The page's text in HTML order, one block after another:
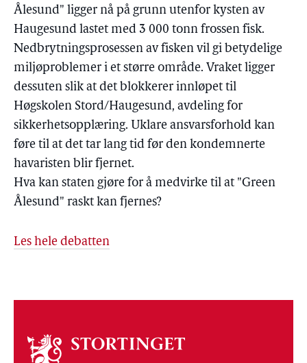
Ålesund" ligger nå på grunn utenfor kysten av
Haugesund lastet med 3 000 tonn frossen fisk.
Nedbrytningsprosessen av fisken vil gi betydelige
miljøproblemer i et større område. Vraket ligger
dessuten slik at det blokkerer innløpet til
Høgskolen Stord/Haugesund, avdeling for
sikkerhetsopplæring. Uklare ansvarsforhold kan
føre til at det tar lang tid før den kondemnerte
havaristen blir fjernet.
Hva kan staten gjøre for å medvirke til at "Green
Ålesund" raskt kan fjernes?
Les hele debatten
Om